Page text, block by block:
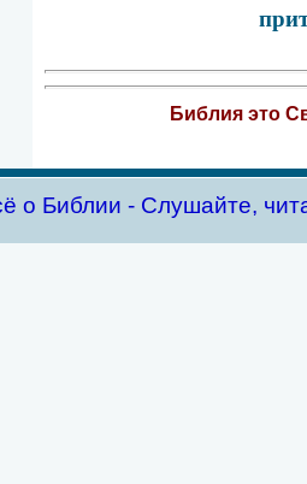
Библия это
о Библии - Слушайте,